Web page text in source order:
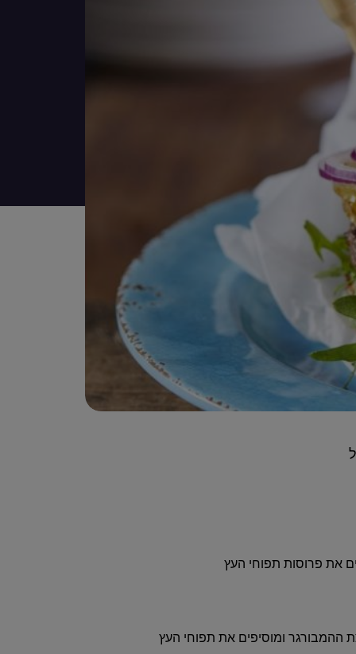
את פרוסות תפוחי העץ
ההמבורגר ומוסיפים את תפוחי העץ